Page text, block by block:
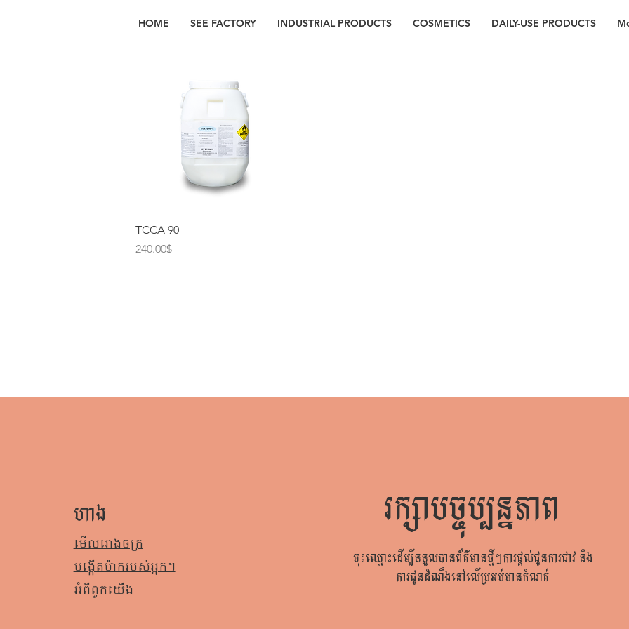
HOME SEE FACTORY INDUSTRIAL PRODUCTS COSMETICS DAILY-USE PRODUCTS
TCCA 90
Price
240.00$
ហាង
មើលរោងចក្រ
បង្កើតម៉ាករបស់អ្នក។
អំពី​ពួក​យើង
រក្សាបច្ចុប្បន្នភាព
ចុះឈ្មោះដើម្បីទទួលបានព័ត៌មានថ្មីៗការផ្តល់ជូនការជាវ និង
ការជូនដំណឹងនៅលើប្រអប់មានកំណត់